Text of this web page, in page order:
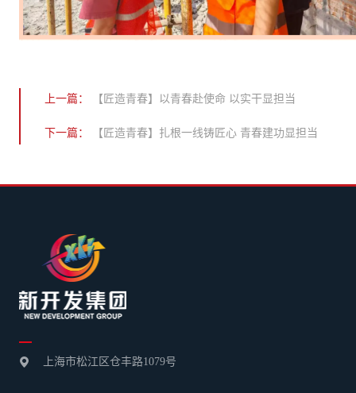
上一篇： 【匠造青春】以青春赴使命 以实干显担当
下一篇： 【匠造青春】扎根一线铸匠心 青春建功显担当
 上海市松江区仓丰路1079号